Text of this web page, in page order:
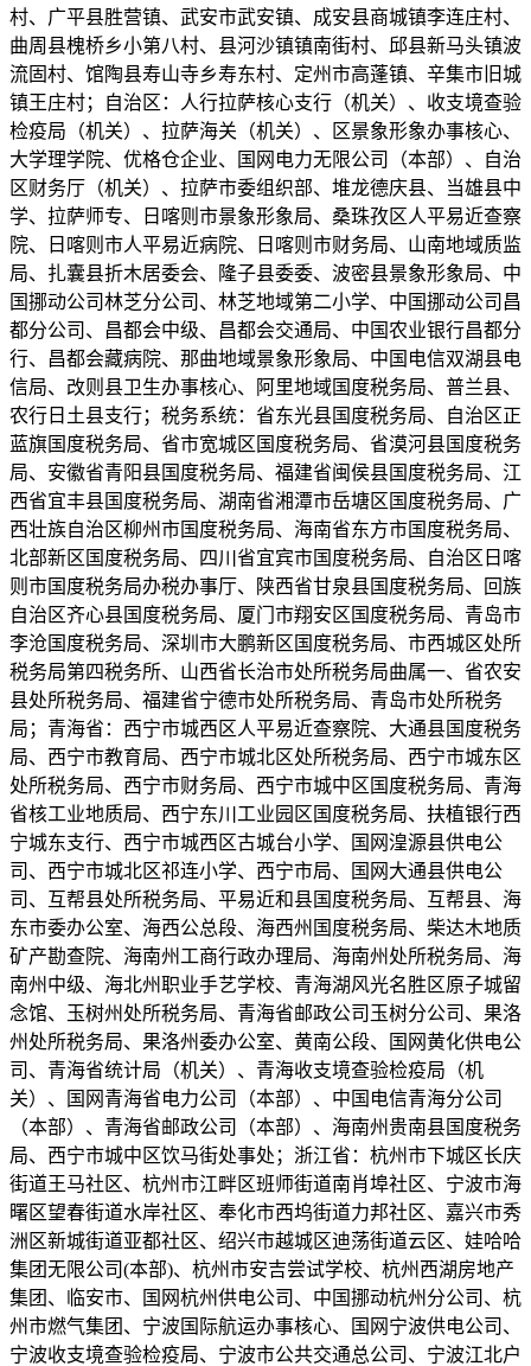
村、广平县胜营镇、武安市武安镇、成安县商城镇李连庄村、
曲周县槐桥乡小第八村、县河沙镇镇南街村、邱县新马头镇波
流固村、馆陶县寿山寺乡寿东村、定州市高蓬镇、辛集市旧城
镇王庄村；自治区：人行拉萨核心支行（机关）、收支境查验
检疫局（机关）、拉萨海关（机关）、区景象形象办事核心、
大学理学院、优格仓企业、国网电力无限公司（本部）、自治
区财务厅（机关）、拉萨市委组织部、堆龙德庆县、当雄县中
学、拉萨师专、日喀则市景象形象局、桑珠孜区人平易近查察
院、日喀则市人平易近病院、日喀则市财务局、山南地域质监
局、扎囊县折木居委会、隆子县委委、波密县景象形象局、中
国挪动公司林芝分公司、林芝地域第二小学、中国挪动公司昌
都分公司、昌都会中级、昌都会交通局、中国农业银行昌都分
行、昌都会藏病院、那曲地域景象形象局、中国电信双湖县电
信局、改则县卫生办事核心、阿里地域国度税务局、普兰县、
农行日土县支行；税务系统：省东光县国度税务局、自治区正
蓝旗国度税务局、省市宽城区国度税务局、省漠河县国度税务
局、安徽省青阳县国度税务局、福建省闽侯县国度税务局、江
西省宜丰县国度税务局、湖南省湘潭市岳塘区国度税务局、广
西壮族自治区柳州市国度税务局、海南省东方市国度税务局、
北部新区国度税务局、四川省宜宾市国度税务局、自治区日喀
则市国度税务局办税办事厅、陕西省甘泉县国度税务局、回族
自治区齐心县国度税务局、厦门市翔安区国度税务局、青岛市
李沧国度税务局、深圳市大鹏新区国度税务局、市西城区处所
税务局第四税务所、山西省长治市处所税务局曲属一、省农安
县处所税务局、福建省宁德市处所税务局、青岛市处所税务
局；青海省：西宁市城西区人平易近查察院、大通县国度税务
局、西宁市教育局、西宁市城北区处所税务局、西宁市城东区
处所税务局、西宁市财务局、西宁市城中区国度税务局、青海
省核工业地质局、西宁东川工业园区国度税务局、扶植银行西
宁城东支行、西宁市城西区古城台小学、国网湟源县供电公
司、西宁市城北区祁连小学、西宁市局、国网大通县供电公
司、互帮县处所税务局、平易近和县国度税务局、互帮县、海
东市委办公室、海西公总段、海西州国度税务局、柴达木地质
矿产勘查院、海南州工商行政办理局、海南州处所税务局、海
南州中级、海北州职业手艺学校、青海湖风光名胜区原子城留
念馆、玉树州处所税务局、青海省邮政公司玉树分公司、果洛
州处所税务局、果洛州委办公室、黄南公段、国网黄化供电公
司、青海省统计局（机关）、青海收支境查验检疫局（机
关）、国网青海省电力公司（本部）、中国电信青海分公司
（本部）、青海省邮政公司（本部）、海南州贵南县国度税务
局、西宁市城中区饮马街处事处；浙江省：杭州市下城区长庆
街道王马社区、杭州市江畔区班师街道南肖埠社区、宁波市海
曙区望春街道水岸社区、奉化市西坞街道力邦社区、嘉兴市秀
洲区新城街道亚都社区、绍兴市越城区迪荡街道云区、娃哈哈
集团无限公司(本部)、杭州市安吉尝试学校、杭州西湖房地产
集团、临安市、国网杭州供电公司、中国挪动杭州分公司、杭
州市燃气集团、宁波国际航运办事核心、国网宁波供电公司、
宁波收支境查验检疫局、宁波市公共交通总公司、宁波江北户